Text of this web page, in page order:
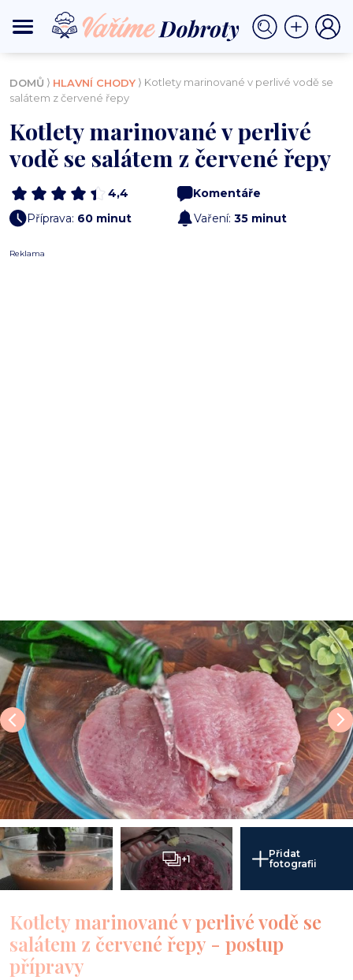
DOMŮ ⟩ HLAVNÍ CHODY ⟩ Kotlety marinované v perlivé vodě se
salátem z červené řepy
Kotlety marinované v perlivé
vodě se salátem z červené řepy
4,4
Komentáře
Příprava: 60 minut Vaření: 35 minut
Reklama
+1
Přidat
fotografii
Kotlety marinované v perlivé vodě se
salátem z červené řepy - postup
přípravy